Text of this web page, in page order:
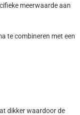
meerwaarde aan
te combineren met een
dikker waardoor de